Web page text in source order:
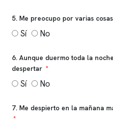
5. Me preocupo por varias
Sí No
6. Aunque duermo toda la
despertar
Sí No
7. Me despierto en la mañana